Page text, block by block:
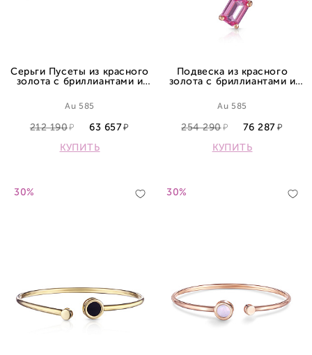
Серьги Пусеты из красного
золота с бриллиантами и
Au 585
212 190
63 657
КУПИТЬ
Подвеска из красного
золота с бриллиантами и
Au 585
254 290
76 287
КУПИТЬ
30% 30%